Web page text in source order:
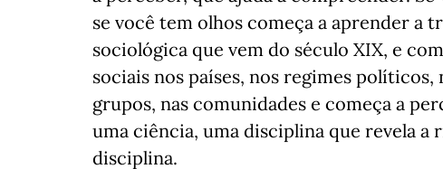
se você tem olhos começa a aprender a
sociológica que vem do século XIX, e
sociais nos países, nos regimes políticos,
grupos, nas comunidades e começa a
uma ciência, uma disciplina que revela a
disciplina.